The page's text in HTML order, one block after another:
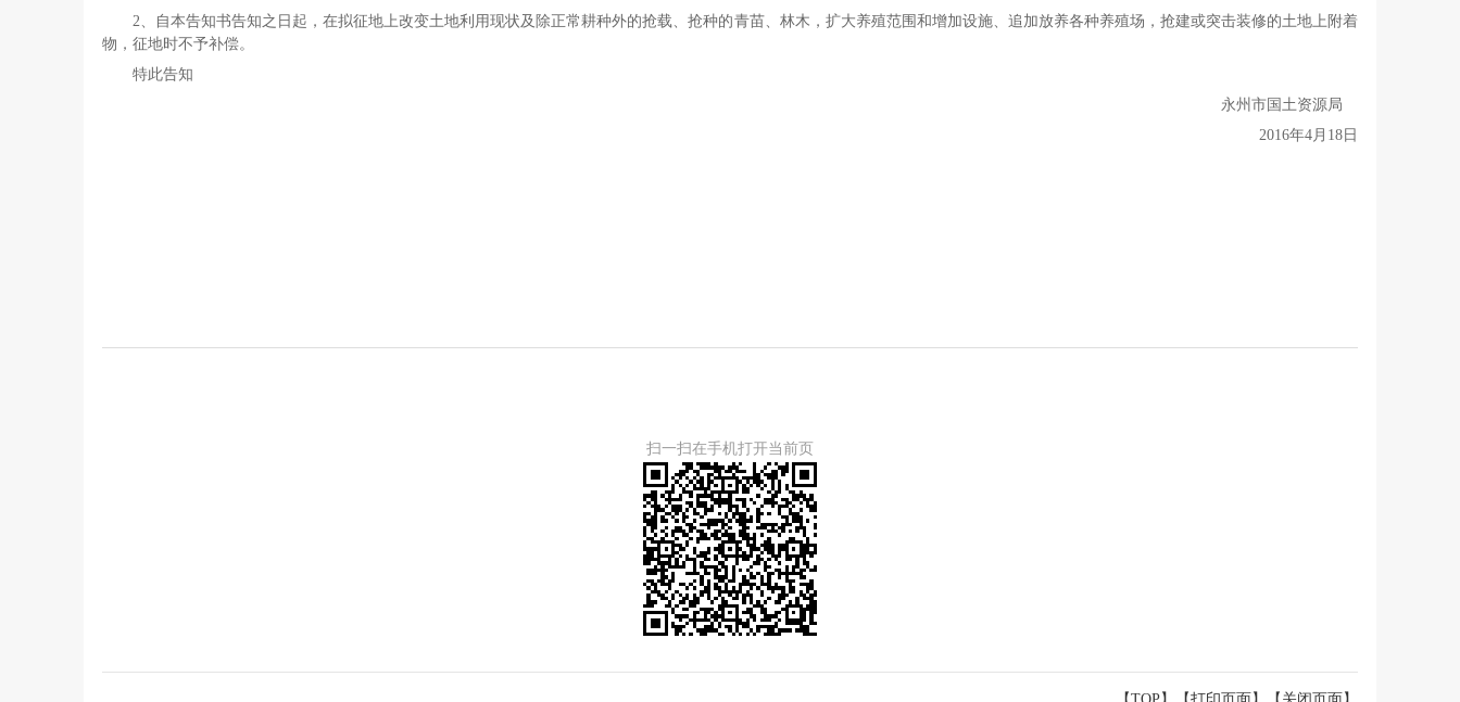
2、自本告知书告知之日起，在拟征地上改变土地利用现状及除正常耕种外的抢载、抢种的青苗、林木，扩大养殖范围和增加设施、追加放养各种养殖场，抢建或突击装修的土地上附着
物，征地时不予补偿。
特此告知
永州市国土资源局
2016年4月18日
扫一扫在手机打开当前页